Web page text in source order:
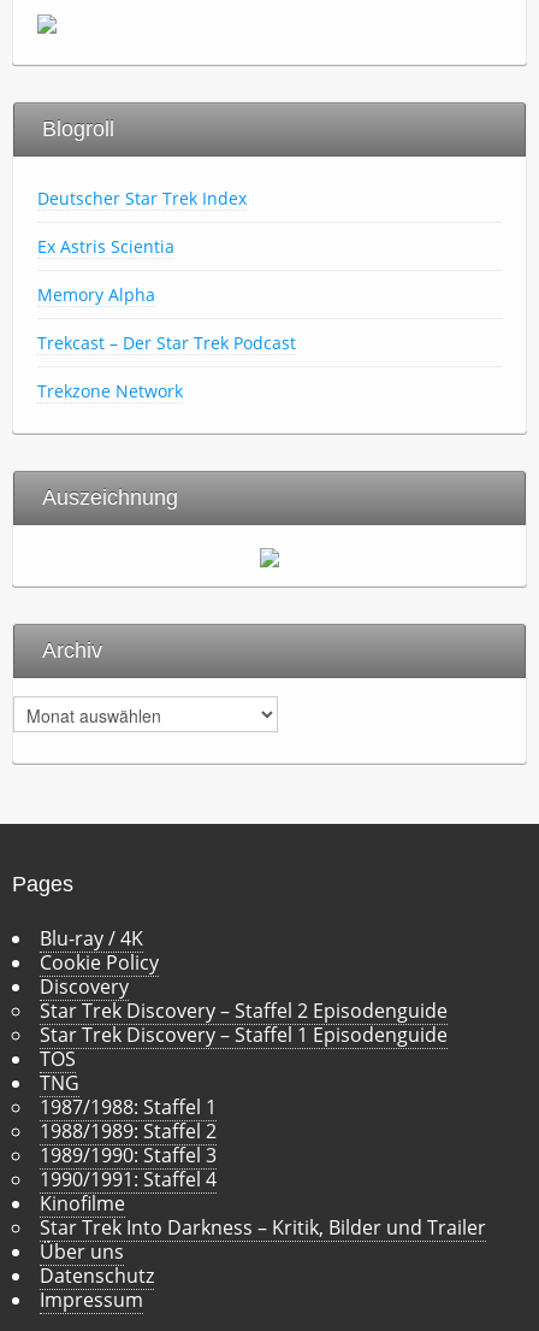
Blogroll
Deutscher Star Trek Index
Ex Astris Scientia
Memory Alpha
Trekcast – Der Star Trek Podcast
Trekzone Network
Auszeichnung
Archiv
r
v
Pages
Blu-ray / 4K
Cookie Policy
Discovery
Star Trek Discovery – Staffel 2 Episodenguide
Star Trek Discovery – Staffel 1 Episodenguide
TOS
TNG
1987/1988: Staffel 1
1988/1989: Staffel 2
1989/1990: Staffel 3
1990/1991: Staffel 4
Kinofilme
Star Trek Into Darkness – Kritik, Bilder und Trailer
Über uns
Datenschutz
Impressum